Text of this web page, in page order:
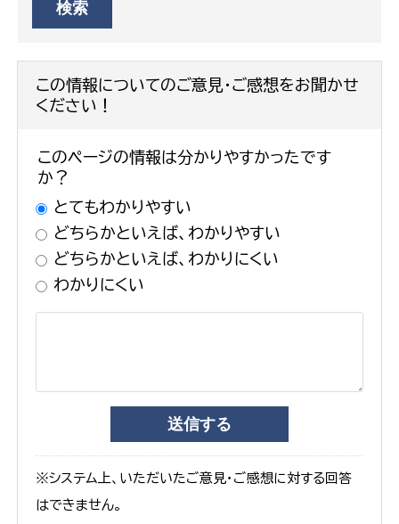
この情報についてのご意見・ご感想をお聞かせ
ください！
このページの情報は分かりやすかったです
か？
とてもわかりやすい
どちらかといえば、わかりやすい
どちらかといえば、わかりにくい
わかりにくい
※システム上、いただいたご意見・ご感想に対する回答
はできません。